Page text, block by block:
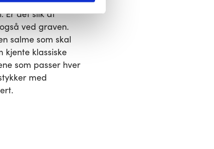
Det vil også være
Er det slik at
ved graven.
salme som skal
kjente klassiske
som passer hver
med